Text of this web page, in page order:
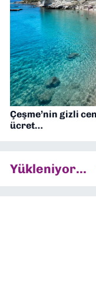
Çeşme’nin gizli
ücret…
Yükleniyor...